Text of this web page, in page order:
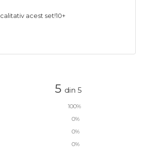
acest set!10+
5 din 5
100%
0%
0%
0%